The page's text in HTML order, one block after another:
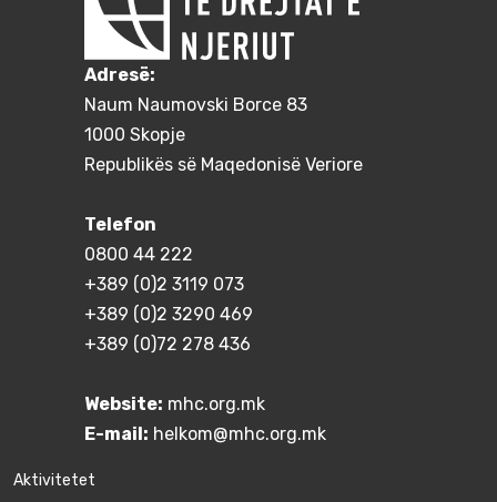
Adresë:
Naum Naumovski Borce 83
1000 Skopje
Republikës së Maqedonisë Veriore
Telefon
0800 44 222
+389 (0)2 3119 073
+389 (0)2 3290 469
+389 (0)72 278 436
Website: mhc.org.mk
E-mail: helkom@mhc.org.mk
Aktivitetet